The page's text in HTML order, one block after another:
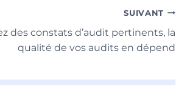
SUIVANT
des constats d’audit pertinents, la
qualité de vos audits en dépend